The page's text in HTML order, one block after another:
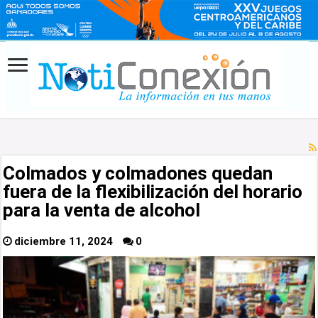
Colmados y colmadones quedan
fuera de la flexibilización del horario
para la venta de alcohol
diciembre 11, 2024 0